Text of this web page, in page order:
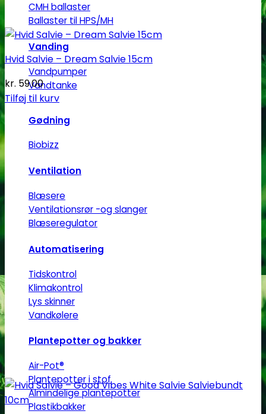
CMH ballaster
Ballaster til HPS/MH
Vanding
Vandpumper
Vandtanke
Gødning
Biobizz
Ventilation
Blæsere
Ventilationsrør -og slanger
Blæseregulator
Automatisering
Tidskontrol
Klimakontrol
Lys skinner
Vandkølere
Plantepotter og bakker
Air-Pot®
Plantepotter i stof
Almindelige plantepotter
Plastikbakker
Hvid Salvie – Dream Salvie 15cm
kr. 59.00
Tilføj til kurv